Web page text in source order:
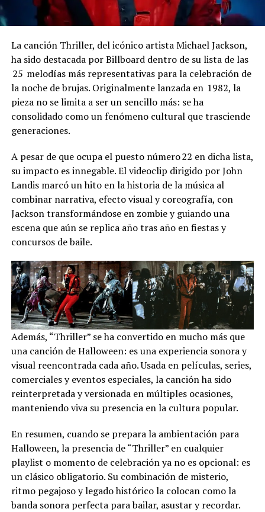
La canción Thriller, del icónico artista Michael Jackson,
ha sido destacada por Billboard dentro de su lista de las
25 melodías más representativas para la celebración de
la noche de brujas. Originalmente lanzada en 1982, la
pieza no se limita a ser un sencillo más: se ha
consolidado como un fenómeno cultural que trasciende
generaciones.
A pesar de que ocupa el puesto número 22 en dicha lista,
su impacto es innegable. El videoclip dirigido por John
Landis marcó un hito en la historia de la música al
combinar narrativa, efecto visual y coreografía, con
Jackson transformándose en zombie y guiando una
escena que aún se replica año tras año en fiestas y
concursos de baile.
Además, “Thriller” se ha convertido en mucho más que
una canción de Halloween: es una experiencia sonora y
visual reencontrada cada año. Usada en películas, series,
comerciales y eventos especiales, la canción ha sido
reinterpretada y versionada en múltiples ocasiones,
manteniendo viva su presencia en la cultura popular.
En resumen, cuando se prepara la ambientación para
Halloween, la presencia de “Thriller” en cualquier
playlist o momento de celebración ya no es opcional: es
un clásico obligatorio. Su combinación de misterio,
ritmo pegajoso y legado histórico la colocan como la
banda sonora perfecta para bailar, asustar y recordar.